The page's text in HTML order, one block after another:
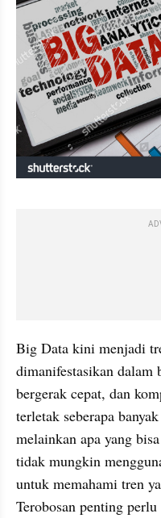
Big Data kini menjadi
dimanifestasikan dalam
bergerak cepat, dan
terletak seberapa
melainkan apa yang
tidak mungkin
untuk memahami tren
Terobosan penting